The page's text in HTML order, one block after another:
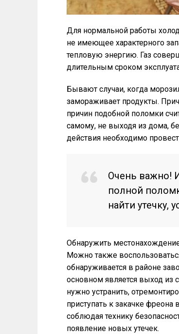
Для нормальной работы
не имеющее характерного
тепловую энергию. Газ
длительным сроком
Бывают случаи, когда
замораживает продукты.
причин подобной поломки
самому, не выходя из дома,
действия необходимо
Очень важно!
полной
найти утечку,
Обнаружить
Можно также
обнаруживается в районе
основном является выход из
нужно устранить,
приступать к закачке
соблюдая технику
появление новых утечек.